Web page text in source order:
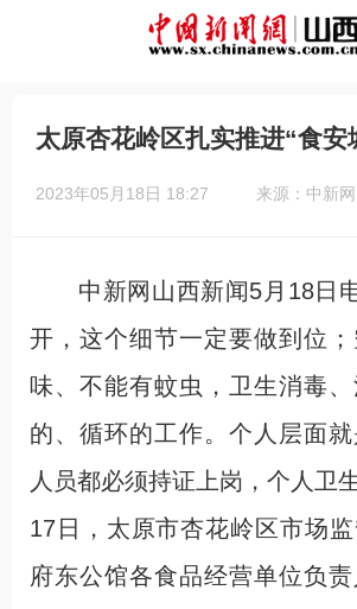
太原杏花岭区扎实推进“食安
2023年05月18日 18:27 来源：中新
中新网山西新闻5月18日电
开，这个细节一定要做到位
味、不能有蚊虫，卫生消毒
的、循环的工作。个人层面
人员都必须持证上岗，个人卫
17日，太原市杏花岭区市场
府东公馆各食品经营单位负